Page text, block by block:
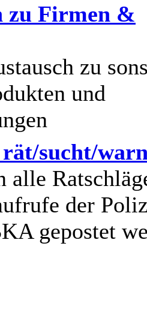
zu Firmen &
zu
und
sucht/
alle
der
gepostet